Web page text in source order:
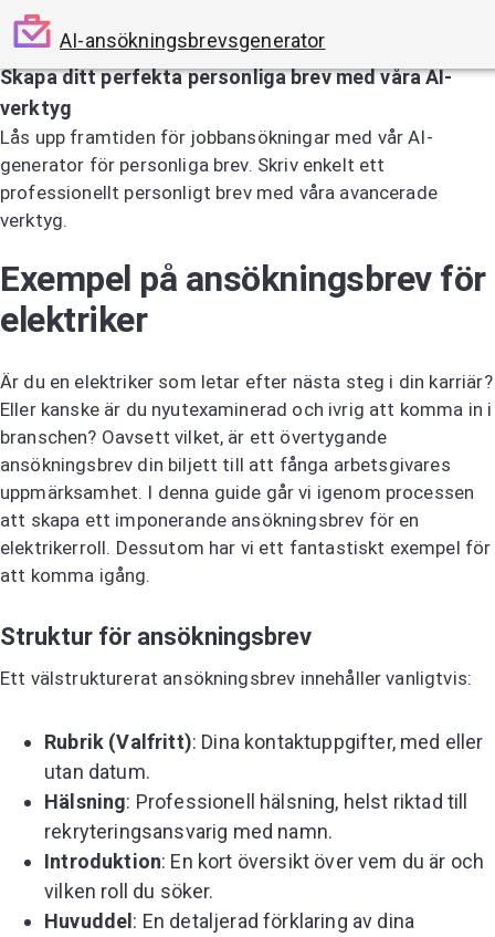
AI-ansökningsbrevsgenerator
Skapa ditt perfekta personliga brev med våra AI-
verktyg
Lås upp framtiden för jobbansökningar med vår AI-
generator för personliga brev. Skriv enkelt ett
professionellt personligt brev med våra avancerade
verktyg.
Exempel på ansökningsbrev för
elektriker
Är du en elektriker som letar efter nästa steg i din karriär?
Eller kanske är du nyutexaminerad och ivrig att komma in i
branschen? Oavsett vilket, är ett övertygande
ansökningsbrev din biljett till att fånga arbetsgivares
uppmärksamhet. I denna guide går vi igenom processen
att skapa ett imponerande ansökningsbrev för en
elektrikerroll. Dessutom har vi ett fantastiskt exempel för
att komma igång.
Struktur för ansökningsbrev
Ett välstrukturerat ansökningsbrev innehåller vanligtvis:
Rubrik (Valfritt): Dina kontaktuppgifter, med eller
utan datum.
Hälsning: Professionell hälsning, helst riktad till
rekryteringsansvarig med namn.
Introduktion: En kort översikt över vem du är och
vilken roll du söker.
Huvuddel: En detaljerad förklaring av dina